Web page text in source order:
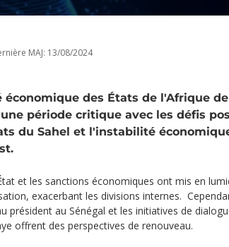
MAJ: 13/08/2024
économique des États de l'Afrique de
période critique avec les défis
du Sahel et l'instabilité
et les sanctions économiques ont mis en
exacerbant les divisions internes.
président au Sénégal et les initiatives de
offrent des perspectives de renouveau.